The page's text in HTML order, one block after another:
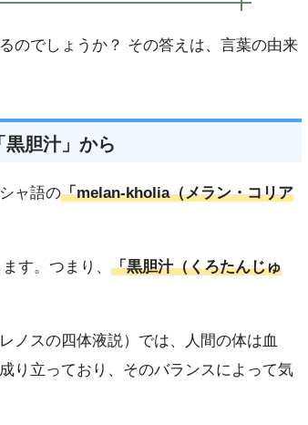
のでしょうか？ その答えは、言葉の由来
黒胆汁」から
ャ語の「melan-kholia（メラン・コリア
す。つまり、 「黒胆汁（くろたんじゅ
ノスの四体液説）では、人間の体は血
り立っており、そのバランスによって気